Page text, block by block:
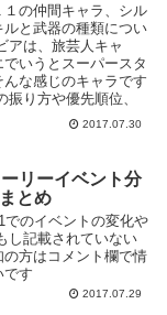
１の仲間キャラ、シル
と武器の種類につい
アは、旅芸人キャ
いうとスーパースタ
な感じのキャラです
り方や優先順位、
2017.07.30
リーイベント分
とめ
でのイベントの変化や
し記載されていない
方はコメント欄で情
です
2017.07.29